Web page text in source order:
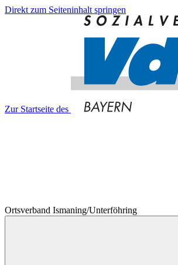
Direkt zum Seiteninhalt springen
Zur Startseite des
Ortsverband Ismaning/Unterföhring